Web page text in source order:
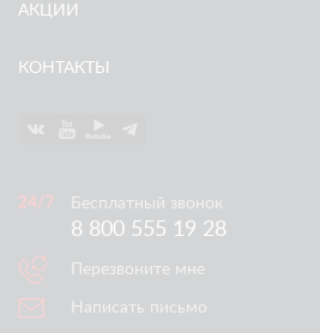
АКЦИИ
КОНТАКТЫ
Бесплатный звонок
8 800 555 19 28
Перезвоните мне
Написать письмо